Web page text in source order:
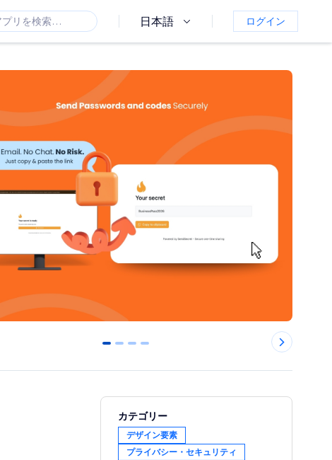
日本語 ログイン
0 1 2 3
カテゴリー
デザイン要素
プライバシー・セキュリティ